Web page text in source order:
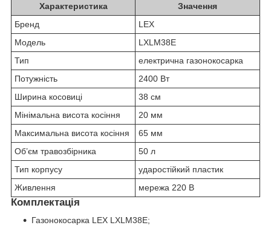
Характеристика
Значення
Бренд
LEX
Модель
LXLM38E
Тип
електрична газонокосарка
Потужність
2400 Вт
Ширина косовиці
38 см
Мінімальна висота косіння
20 мм
Максимальна висота косіння
65 мм
Об’єм травозбірника
50 л
Тип корпусу
ударостійкий пластик
Живлення
мережа 220 В
Комплектація
Газонокосарка LEX LXLM38E;